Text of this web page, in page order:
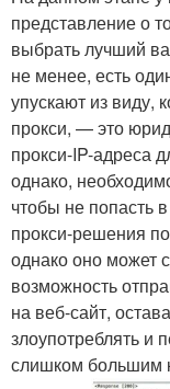
представление о
выбрать лучший
не менее, есть
упускают из виду,
прокси, — это
прокси-IP-адреса
однако,
чтобы не попасть
прокси-решения
однако оно может
возможность
на веб-сайт,
злоупотреблять и
слишком большим